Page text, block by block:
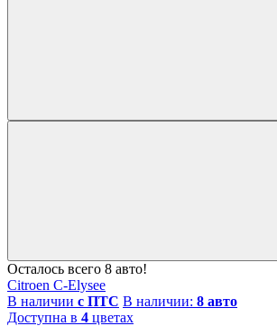
Осталось всего 8 авто!
Citroen C-Elysee
В наличии с ПТС В наличии: 8 авто
Доступна в 4 цветах